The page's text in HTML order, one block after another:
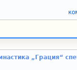
„Грация“